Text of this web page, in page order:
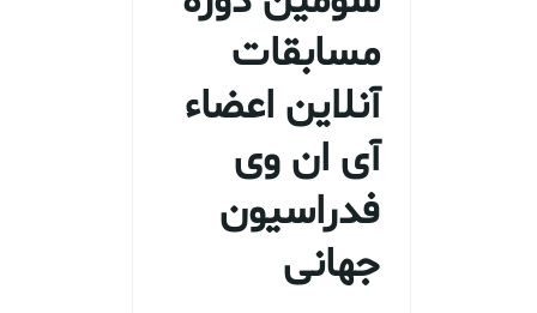
مسابقات
آنلاین اعضاء
آی ان وی
فدراسیون
جهانی